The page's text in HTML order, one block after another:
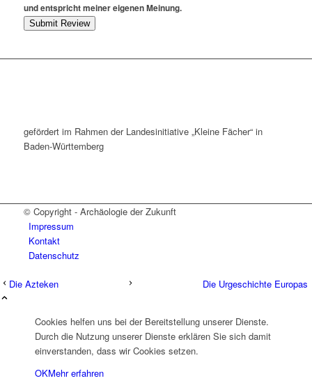
und entspricht meiner eigenen Meinung.
Submit Review
gefördert im Rahmen der Landesinitiative „Kleine Fächer“ in
Baden-Württemberg
© Copyright - Archäologie der Zukunft
Impressum
Kontakt
Datenschutz
Die Azteken Die Urgeschichte Europas
Cookies helfen uns bei der Bereitstellung unserer Dienste.
Durch die Nutzung unserer Dienste erklären Sie sich damit
einverstanden, dass wir Cookies setzen.
OKMehr erfahren